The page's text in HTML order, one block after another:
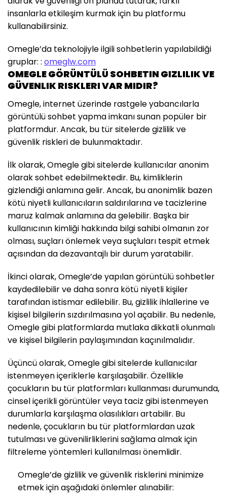
insanlarla etkileşim kurmak için bu platformu
kullanabilirsiniz.
Omegle’da teknolojiyle ilgili sohbetlerin yapılabildiği
gruplar: : omeglw.com
OMEGLE GÖRÜNTÜLÜ SOHBETIN GIZLILIK VE
GÜVENLIK RISKLERI VAR MIDIR?
Omegle, internet üzerinde rastgele yabancılarla
görüntülü sohbet yapma imkanı sunan popüler bir
platformdur. Ancak, bu tür sitelerde gizlilik ve
güvenlik riskleri de bulunmaktadır.
İlk olarak, Omegle gibi sitelerde kullanıcılar anonim
olarak sohbet edebilmektedir. Bu, kimliklerin
gizlendiği anlamına gelir. Ancak, bu anonimlik bazen
kötü niyetli kullanıcıların saldırılarına ve tacizlerine
maruz kalmak anlamına da gelebilir. Başka bir
kullanıcının kimliği hakkında bilgi sahibi olmanın zor
olması, suçları önlemek veya suçluları tespit etmek
açısından da dezavantajlı bir durum yaratabilir.
İkinci olarak, Omegle’de yapılan görüntülü sohbetler
kaydedilebilir ve daha sonra kötü niyetli kişiler
tarafından istismar edilebilir. Bu, gizlilik ihlallerine ve
kişisel bilgilerin sızdırılmasına yol açabilir. Bu nedenle,
Omegle gibi platformlarda mutlaka dikkatli olunmalı
ve kişisel bilgilerin paylaşımından kaçınılmalıdır.
Üçüncü olarak, Omegle gibi sitelerde kullanıcılar
istenmeyen içeriklerle karşılaşabilir. Özellikle
çocukların bu tür platformları kullanması durumunda,
cinsel içerikli görüntüler veya taciz gibi istenmeyen
durumlarla karşılaşma olasılıkları artabilir. Bu
nedenle, çocukların bu tür platformlardan uzak
tutulması ve güvenilirliklerini sağlama almak için
filtreleme yöntemleri kullanılması önemlidir.
Omegle’de gizlilik ve güvenlik risklerini minimize
etmek için aşağıdaki önlemler alınabilir: